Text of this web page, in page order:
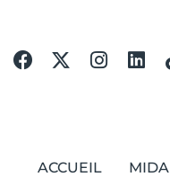
ACCUEIL MIDA